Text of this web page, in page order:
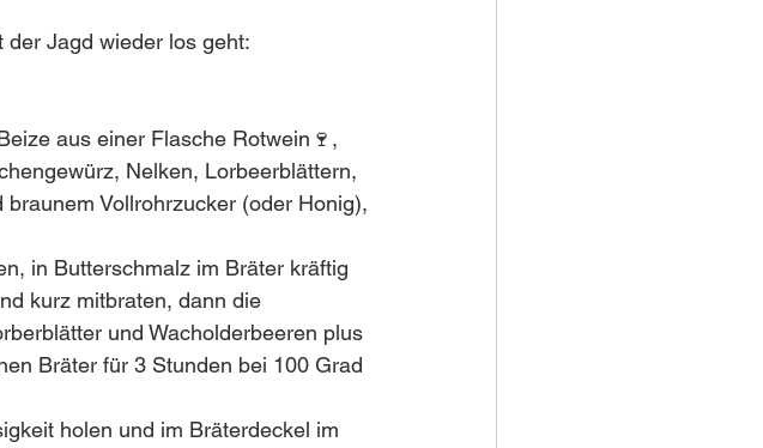
Jagd wieder los geht:
aus einer Flasche Rotwein🍷,
Nelken, Lorbeerblättern,
Vollrohrzucker (oder Honig),
in Butterschmalz im Bräter kräftig
kurz mitbraten, dann die
und Wacholderbeeren plus
Bräter für 3 Stunden bei 100 Grad
holen und im Bräterdeckel im